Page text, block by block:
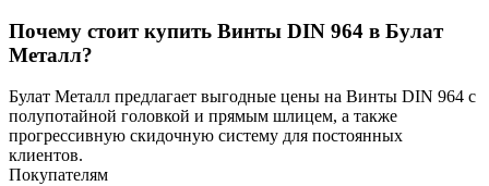
Почему стоит купить Винты DIN 964 в Булат
Металл?
Булат Металл предлагает выгодные цены на Винты DIN 964 с
полупотайной головкой и прямым шлицем, а также
прогрессивную скидочную систему для постоянных
клиентов.
Покупателям